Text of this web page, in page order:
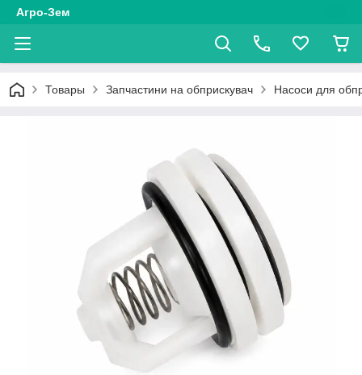
Агро-Зем
Товары Запчастини на обприскувач Насоси для